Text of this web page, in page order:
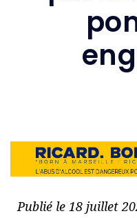
Publié le 18 juillet